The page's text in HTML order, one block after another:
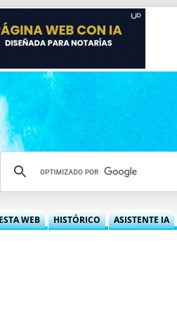
WEB HISTÓRICO ASISTENTE IA